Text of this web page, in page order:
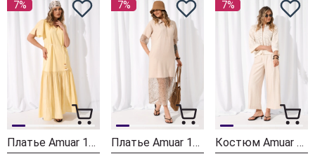
7%
Платье Amuar 1127
7%
Платье Amuar 1113 беж
7%
Костюм Amuar 1118 молочный